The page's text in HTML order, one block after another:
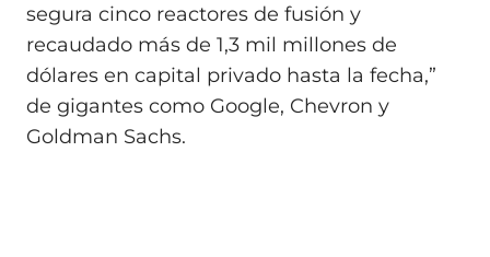
segura cinco reactores de fusión y
recaudado más de 1,3 mil millones de
dólares en capital privado hasta la fecha,”
de gigantes como Google, Chevron y
Goldman Sachs.